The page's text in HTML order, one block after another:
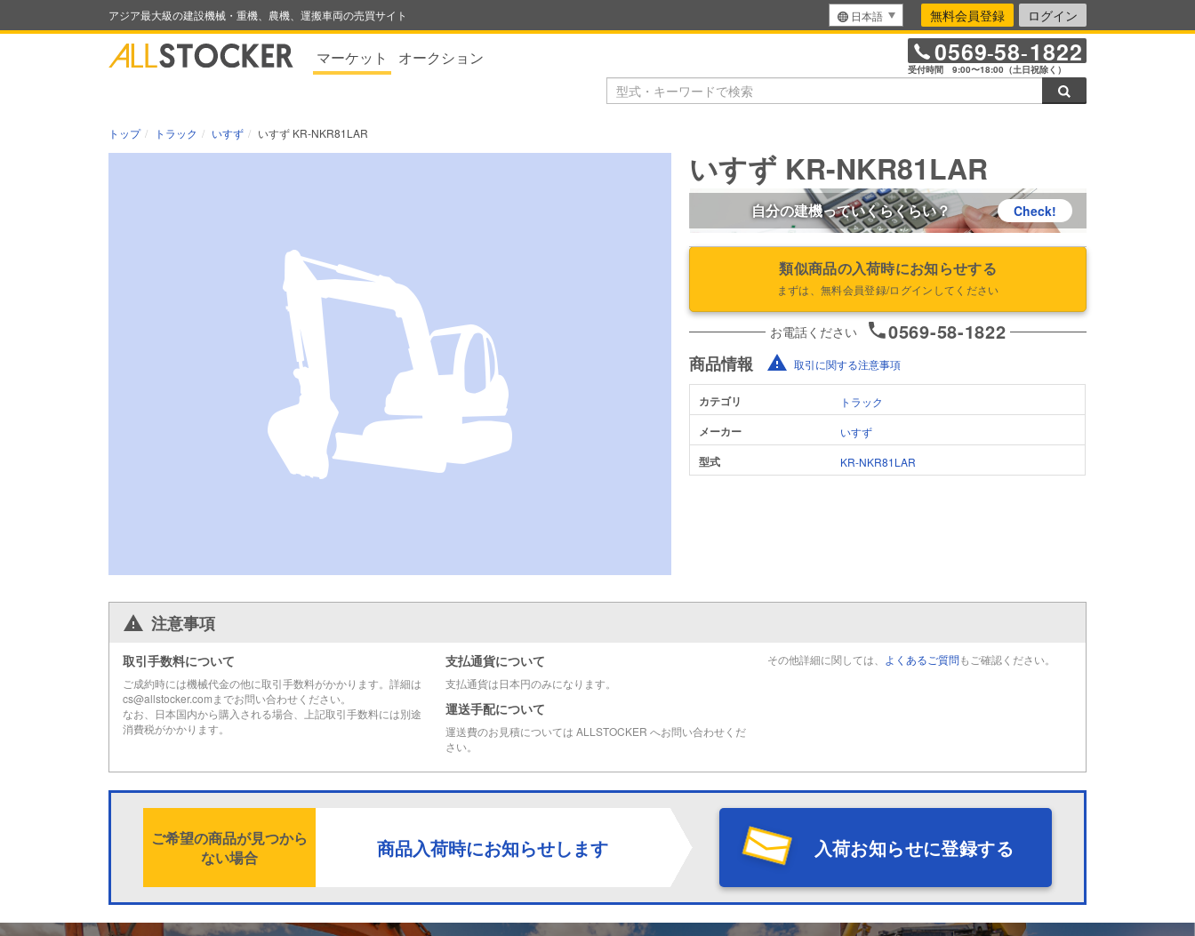
アジア最大級の建設機械・重機、農機、運搬車両の売買サイト 日本語 無料会員登録 ログイン
マーケット オークション 0569-58-1822
受付時間 9:00〜18:00（土日祝除く）
トップ トラック いすず いすず KR-NKR81LAR
いすず KR-NKR81LAR
自分の建機っていくらくらい？ Check!
類似商品の入荷時にお知らせする
まずは、無料会員登録/ログインしてください
お電話ください 0569-58-1822
商品情報 取引に関する注意事項
カテゴリ トラック
メーカー いすず
型式 KR-NKR81LAR
注意事項
取引手数料について
ご成約時には機械代金の他に取引手数料がかかります。詳細は
cs@allstocker.comまでお問い合わせください。
なお、日本国内から購入される場合、上記取引手数料には別途
消費税がかかります。
支払通貨について
支払通貨は日本円のみになります。
運送手配について
運送費のお見積については ALLSTOCKER へお問い合わせくだ
さい。
その他詳細に関しては、 よくあるご質問もご確認ください。
ご希望の商品が見つから
ない場合
商品入荷時にお知らせします 入荷お知らせに登録する